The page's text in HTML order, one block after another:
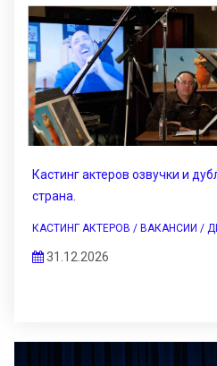
Кастинг актеров озвучки и
страна.
КАСТИНГ АКТЕРОВ / ВАКАНСИИ /
31.12.2026